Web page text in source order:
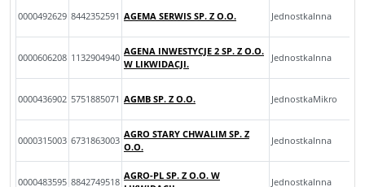
0000492629 8442352591 AGEMA SERWIS SP. Z O.O. JednostkaInna
0000606208 1132904940
AGENA INWESTYCJE 2 SP. Z O.O.
W LIKWIDACJI.
JednostkaInna
0000436902 5751885071 AGMB SP. Z O.O. JednostkaMikro
0000315003 6731863003
AGRO STARY CHWALIM SP. Z
O.O.
JednostkaInna
0000483595 8842749518
AGRO-PL SP. Z O.O. W
JednostkaInna